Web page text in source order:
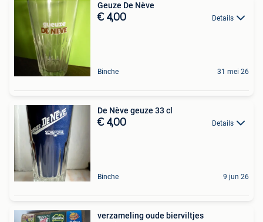
Geuze De Nève
€ 4,00 Details
Binche 31 mei 26
De Nève geuze 33 cl
€ 4,00 Details
Binche 9 jun 26
verzameling oude bierviltjes